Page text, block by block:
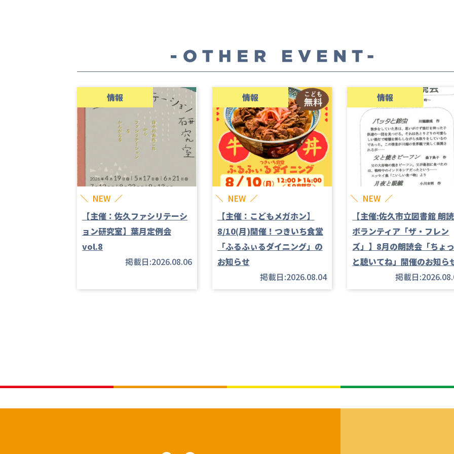
情報
NEW
【主催：佐久ファシリテーシ
ョン研究室】葉月定例会
vol.8
掲載日:2026.08.06
情報
NEW
【主催：こどもメガホン】
8/10(月)開催！つきいち食堂
「ふるふぃるダイニング」の
お知らせ
掲載日:2026.08.04
情報
NEW
【主催:佐久市立図書館 朗読
ボランティア「ザ・フレン
ズ」】8月の朗読会「ちょ
と聴いてね」開催のお知ら
掲載日